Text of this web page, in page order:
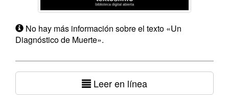
No hay más información sobre el texto «Un
Diagnóstico de Muerte».
Leer en línea